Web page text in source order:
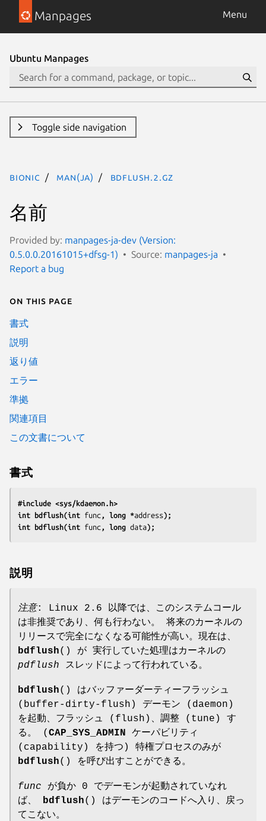
Manpages Menu
Ubuntu Manpages
Toggle side navigation
bionic man(ja) bdflush.2.gz
名前
Provided by: manpages-ja-dev (Version:
0.5.0.0.20161015+dfsg-1)
Source: manpages-ja
Report a bug
On this page
書式
説明
返り値
エラー
準拠
関連項目
この文書について
書式
#include <sys/kdaemon.h>
int bdflush(int func , long *address);
int bdflush(int func , long data);
説明
注意: Linux 2.6 以降では、このシステムコール
は非推奨であり、何も行わない。 将来のカーネルの
リリースで完全になくなる可能性が高い。現在は、
bdflush() が 実行していた処理はカーネルの
pdflush スレッドによって行われている。
bdflush() はバッファーダーティーフラッシュ
(buffer-dirty-flush) デーモン (daemon)
を起動、フラッシュ (flush)、調整 (tune) す
る。 ( CAP_SYS_ADMIN
ケーパビリティ
(capability) を持つ) 特権プロセスのみが
bdflush() を呼び出すことができる。
func が負か 0 でデーモンが起動されていなれ
ば、
bdflush() はデーモンのコードへ入り、戻っ
てこない。